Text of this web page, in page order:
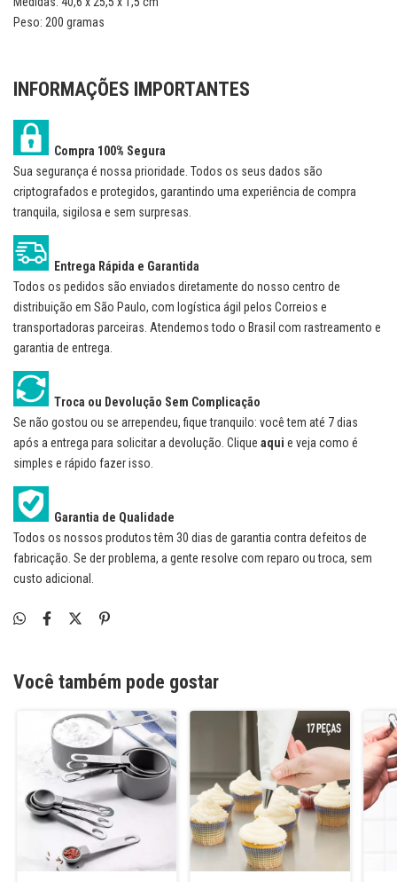
Peso: 200 gramas
INFORMAÇÕES IMPORTANTES
Compra 100% Segura
Sua segurança é nossa prioridade. Todos os seus dados são
criptografados e protegidos, garantindo uma experiência de compra
tranquila, sigilosa e sem surpresas.
Entrega Rápida e Garantida
Todos os pedidos são enviados diretamente do nosso centro de
distribuição em São Paulo, com logística ágil pelos Correios e
transportadoras parceiras. Atendemos todo o Brasil com rastreamento e
garantia de entrega.
Troca ou Devolução Sem Complicação
Se não gostou ou se arrependeu, fique tranquilo: você tem até 7 dias
após a entrega para solicitar a devolução. Clique aqui e veja como é
simples e rápido fazer isso.
Garantia de Qualidade
Todos os nossos produtos têm 30 dias de garantia contra defeitos de
fabricação. Se der problema, a gente resolve com reparo ou troca, sem
custo adicional.
Você também pode gostar